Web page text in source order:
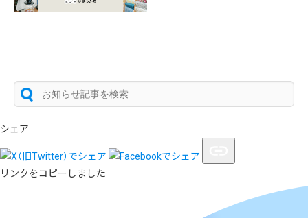
シェア
リンクをコピーしました